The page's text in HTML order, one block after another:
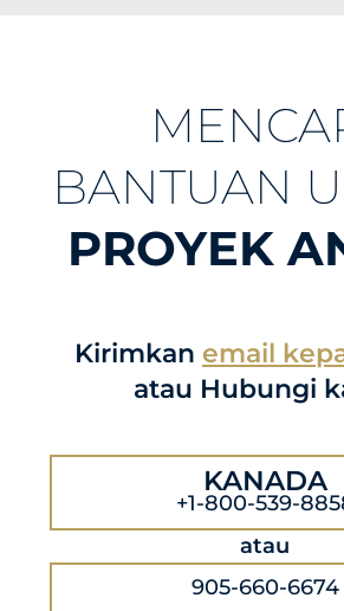
BANTUAN
PROYEK
Kirimkan email
atau Hubungi
KANADA
+1-800-539-
atau
905-660-6674